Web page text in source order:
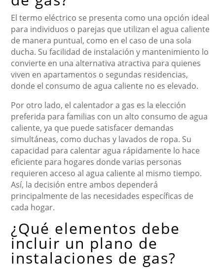
El termo eléctrico se presenta como una opción ideal
para individuos o parejas que utilizan el agua caliente
de manera puntual, como en el caso de una sola
ducha. Su facilidad de instalación y mantenimiento lo
convierte en una alternativa atractiva para quienes
viven en apartamentos o segundas residencias,
donde el consumo de agua caliente no es elevado.
Por otro lado, el calentador a gas es la elección
preferida para familias con un alto consumo de agua
caliente, ya que puede satisfacer demandas
simultáneas, como duchas y lavados de ropa. Su
capacidad para calentar agua rápidamente lo hace
eficiente para hogares donde varias personas
requieren acceso al agua caliente al mismo tiempo.
Así, la decisión entre ambos dependerá
principalmente de las necesidades específicas de
cada hogar.
¿Qué elementos debe
incluir un plano de
instalaciones de gas?